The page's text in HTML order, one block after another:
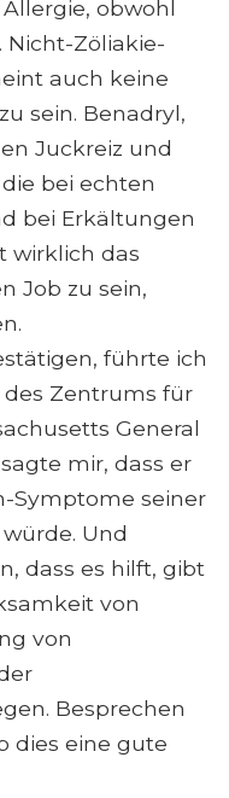
obwohl
Nicht-Zöliakie-
auch keine
sein. Benadryl,
Juckreiz und
bei echten
bei Erkältungen
wirklich das
Job zu sein,
führte ich
des Zentrums für
General
mir, dass er
Symptome seiner
Und
dass es hilft, gibt
von
von
Besprechen
dies eine gute